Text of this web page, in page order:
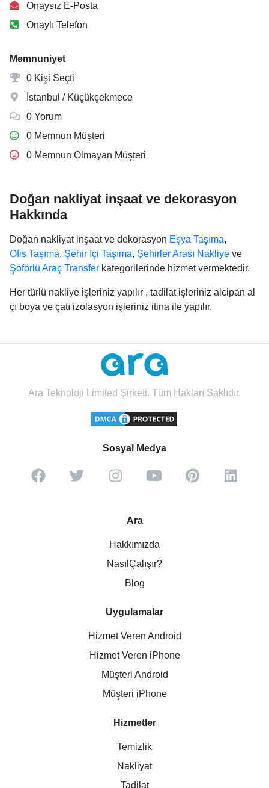
Onaysız E-Posta
Onaylı Telefon
Memnuniyet
0 Kişi Seçti
İstanbul / Küçükçekmece
0 Yorum
0 Memnun Müşteri
0 Memnun Olmayan Müşteri
Doğan nakliyat inşaat ve dekorasyon
Hakkında
Doğan nakliyat inşaat ve dekorasyon Eşya Taşıma,
Ofis Taşıma, Şehir İçi Taşıma, Şehirler Arası Nakliye ve
Şoförlü Araç Transfer kategorilerinde hizmet vermektedir.
Her türlü nakliye işleriniz yapılır , tadilat işleriniz alcipan al
çı boya ve çatı izolasyon işleriniz itina ile yapılır.
Ara Teknoloji Limited Şirketi. Tüm Hakları Saklıdır.
Sosyal Medya
Ara
Hakkımızda
NasılÇalışır?
Blog
Uygulamalar
Hizmet Veren Android
Hizmet Veren iPhone
Müşteri Android
Müşteri iPhone
Hizmetler
Temizlik
Nakliyat
Tadilat